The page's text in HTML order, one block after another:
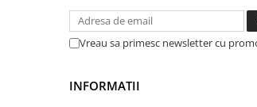
Pivot suspensie
► Accesorii auto
Vreau sa primesc newsletter cu
INFORMATII